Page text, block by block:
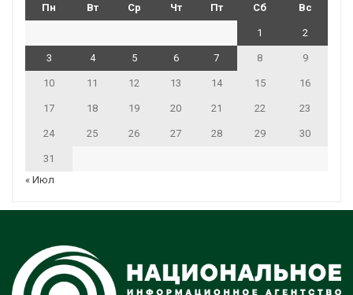
Пн Вт Ср Чт Пт Сб Вс
1 2
3 4 5 6 7 8 9
10 11 12 13 14 15 16
17 18 19 20 21 22 23
24 25 26 27 28 29 30
31
« Июл